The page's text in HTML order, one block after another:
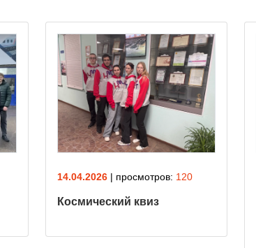
14.04.2026 | просмотров: 120
Космический квиз